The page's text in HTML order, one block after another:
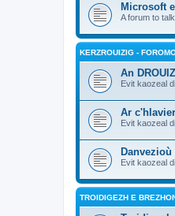
Microsoft
A forum to
KERZROUIZIG -
An
Evit kaozeal
Ar
Evit kaozeal
Evit kaozeal
TROIDIGEZH E